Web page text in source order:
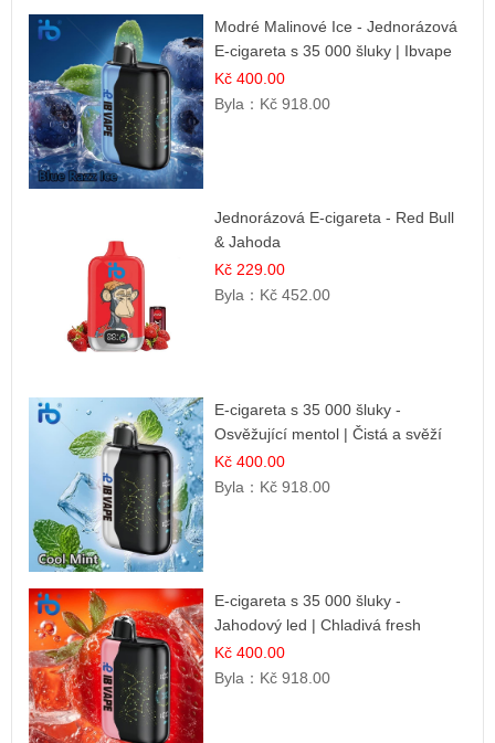
Modré Malinové Ice - Jednorázová
E-cigareta s 35 000 šluky | Ibvape
Kč 400.00
Byla： Kč 918.00
Jednorázová E-cigareta - Red Bull
& Jahoda
Kč 229.00
Byla： Kč 452.00
E-cigareta s 35 000 šluky -
Osvěžující mentol | Čistá a svěží
chuť
Kč 400.00
Byla： Kč 918.00
E-cigareta s 35 000 šluky -
Jahodový led | Chladivá fresh
příchuť
Kč 400.00
Byla： Kč 918.00